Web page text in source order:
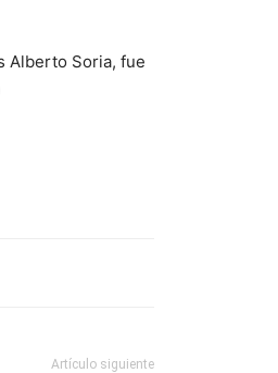
Alberto Soria, fue
Artículo siguiente